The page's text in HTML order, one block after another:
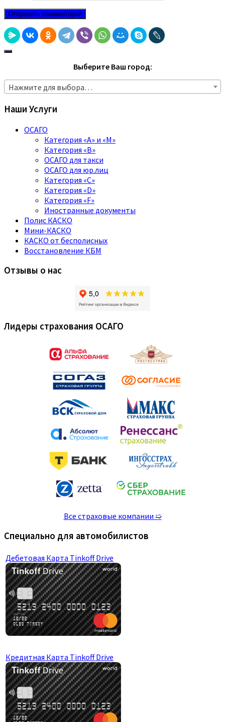
Выберите Ваш город:
Нажмите для выбора…
Наши Услуги
ОСАГО
Категория «A» и «M»
Категория «B»
ОСАГО для такси
ОСАГО для юр.лиц
Категория «C»
Категория «D»
Категория «F»
Иностранные документы
Полис КАСКО
Мини-КАСКО
КАСКО от бесполисных
Восстановление КБМ
Отзывы о нас
Лидеры страхования ОСАГО
Все страховые компании ➯
Специально для автомобилистов
Дебетовая Карта Tinkoff Drive
Кредитная Карта Tinkoff Drive